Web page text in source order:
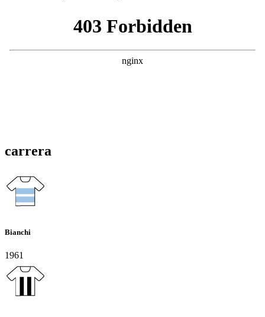
carrera
Bianchi
1961